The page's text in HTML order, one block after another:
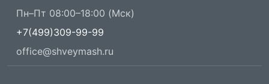
Пн–Пт 08:00–18:00 (Мск)
+7(499)309-99-99
office@shveymash.ru